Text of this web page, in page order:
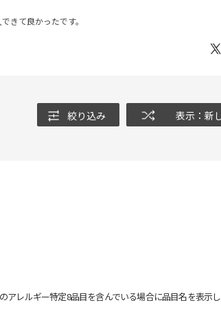
きて良かったです。
絞り込み 表示：新
レルギー特定8品目を含んでいる場合に品目名を表示し